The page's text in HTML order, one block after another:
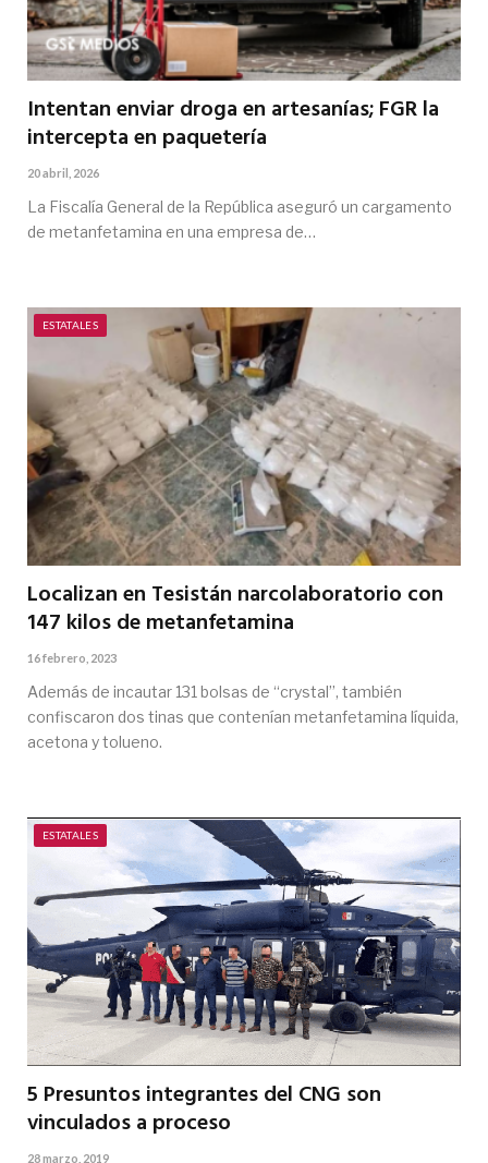
Intentan enviar droga en artesanías; FGR la
intercepta en paquetería
20 abril, 2026
La Fiscalía General de la República aseguró un cargamento
de metanfetamina en una empresa de…
ESTATALES
Localizan en Tesistán narcolaboratorio con
147 kilos de metanfetamina
16 febrero, 2023
Además de incautar 131 bolsas de “crystal”, también
confiscaron dos tinas que contenían metanfetamina líquida,
acetona y tolueno.
ESTATALES
5 Presuntos integrantes del CNG son
vinculados a proceso
28 marzo, 2019